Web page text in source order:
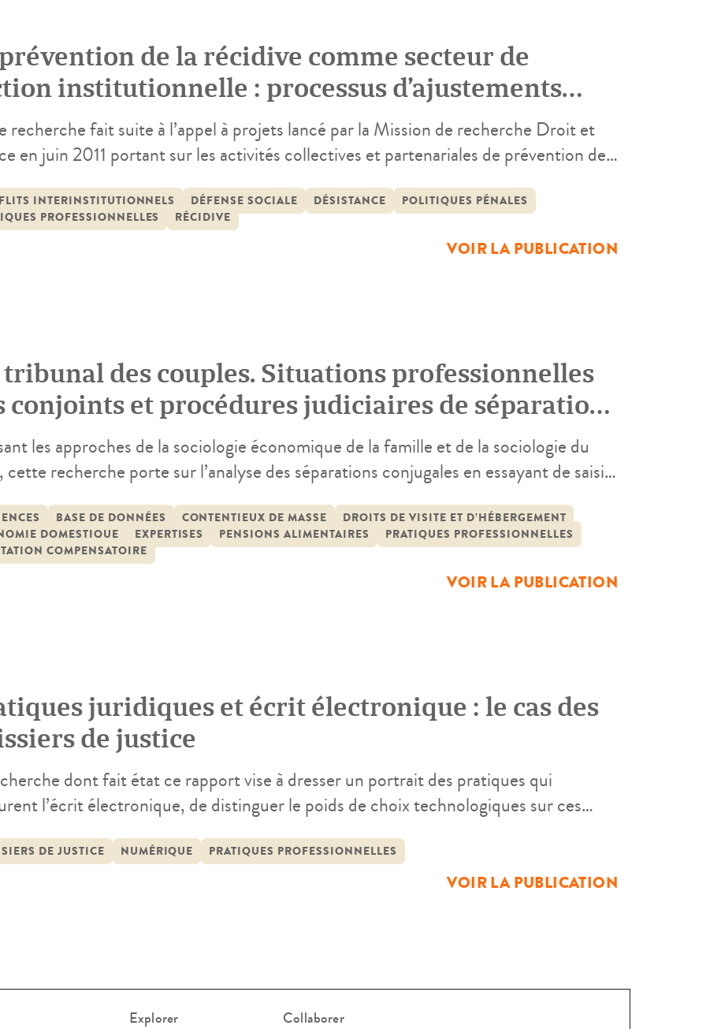
de la récidive comme secteur de
institutionnelle : processus d’ajustements
acteurs, normes et pratiques
recherche fait suite à l’appel à projets lancé par la Mission de recherche Droit et
en juin 2011 portant sur les activités collectives et partenariales de prévention de
de la récidive, dans une perspective de « défense sociale » (Cartuyvels […]
INTERINSTITUTIONNELS DÉFENSE SOCIALE DÉSISTANCE
POLITIQUES PÉNALES
PROFESSIONNELLES
RÉCIDIVE
VOIR LA PUBLICATION
des couples. Situations professionnelles
conjoints et procédures judiciaires de séparation
les approches de la sociologie économique de la famille et de la sociologie du
recherche porte sur l’analyse des séparations conjugales en essayant de saisir
de la décision judiciaire en la matière. L’enquête se fonde d’abord sur […]
BASE DE DONNÉES CONTENTIEUX DE MASSE
DROITS DE VISITE ET D’HÉBERGEMENT
DOMESTIQUE
EXPERTISES PENSIONS ALIMENTAIRES
PRATIQUES PROFESSIONNELLES
COMPENSATOIRE
VOIR LA PUBLICATION
juridiques et écrit électronique : le cas des
de justice
dont fait état ce rapport vise à dresser un portrait des pratiques qui
l’écrit électronique, de distinguer le poids de choix technologiques sur ces
de situations empiriques, nous proposons de décrire les processus
DE JUSTICE NUMÉRIQUE PRATIQUES PROFESSIONNELLES
VOIR LA PUBLICATION
Explorer Collaborer